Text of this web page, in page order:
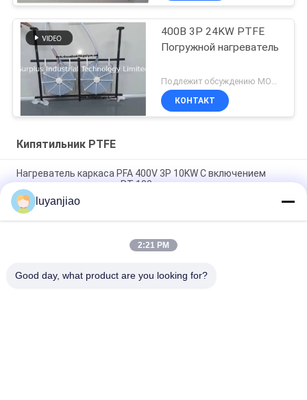
400В 3P 24KW PTFE
Погружной нагреватель
Подлежит обсуждению MOQ:1pcs
КОНТАКТ
Кипятильник PTFE
Нагреватель каркаса PFA 400V 3P 10KW С включением
датчика температуры PT-100
230V одиночная фаза кипятильник 1.5KW 190x190x40mm
PFA/PTFE с PT100
6 нагревателей воды погружения фторопласта элемента
luyanjiao
2:21 PM
Good day, what product are you looking for?